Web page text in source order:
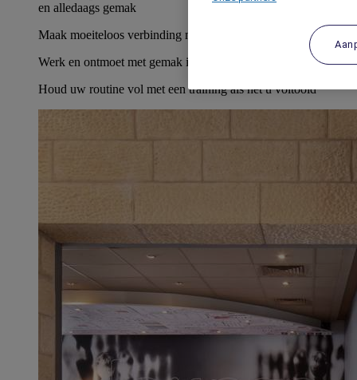
en alledaags gemak
Maak moeiteloos verbinding met snelle WiFi in het hele hotel
Werk en ontmoet met gemak in flexibele vergaderruimten
Houd uw routine vol met een training als het u voltooid